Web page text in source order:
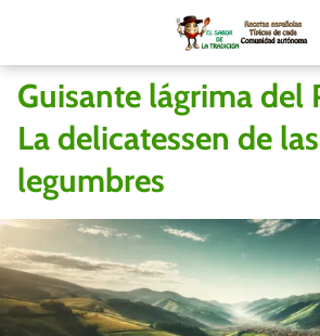
Guisante lágrima del
La delicatessen de las
legumbres